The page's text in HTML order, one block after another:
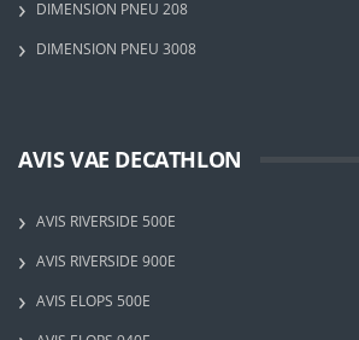
DIMENSION PNEU 208
DIMENSION PNEU 3008
AVIS VAE DECATHLON
AVIS RIVERSIDE 500E
AVIS RIVERSIDE 900E
AVIS ELOPS 500E